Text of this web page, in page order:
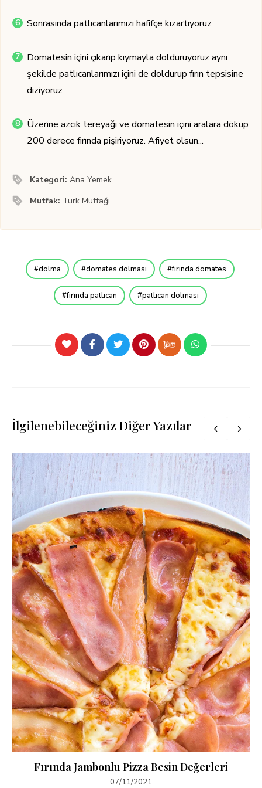
Sonrasında patlıcanlarımızı hafifçe kızartıyoruz
Domatesin içini çıkarıp kıymayla dolduruyoruz aynı
şekilde patlıcanlarımızı içini de doldurup fırın tepsisine
diziyoruz
Üzerine azcık tereyağı ve domatesin içini aralara döküp
200 derece fırında pişiriyoruz. Afiyet olsun...
Kategori:Ana Yemek
Mutfak: Türk Mutfağı
dolma domates dolması fırında domates
fırında patlıcan patlıcan dolması
İlgilenebileceğiniz Diğer Yazılar
Fırında Jambonlu Pizza Besin Değerleri
07/11/2021